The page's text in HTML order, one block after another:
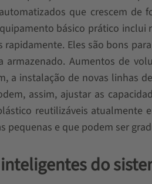
que crescem
básico prático
rapidamente. Eles são bons
armazenado. Aumentos de
a instalação de novas linhas
assim, ajustar as
reutilizáveis ​​atualmente
pequenas e que podem ser
do